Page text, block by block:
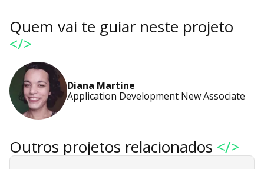
Quem vai te guiar neste projeto
</>
Diana Martine
Application Development New Associate
Outros projetos relacionados </>